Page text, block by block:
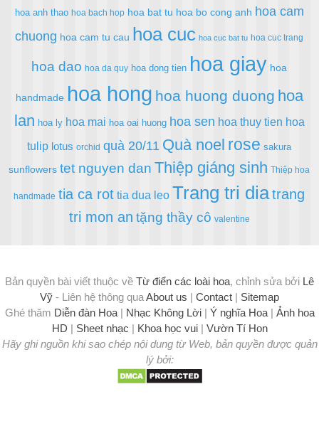
hoa anh thao hoa bach hop hoa bat tu hoa bo cong anh hoa cam
chuong hoa cam tu cau hoa cuc hoa cuc bat tu hoa cuc trang
hoa dao hoa da quy hoa dong tien hoa giay hoa
handmade hoa hong hoa huong duong hoa
lan hoa ly hoa mai hoa oai huong hoa sen hoa thuy tien hoa
tulip lotus orchid quà 20/11 Quà noel rose sakura
sunflowers tet nguyen dan Thiệp giáng sinh Thiệp hoa
handmade tia ca rot tia dua leo Trang tri diatrang
tri mon an tặng thầy cô valentine
Bản quyền bài viết thuộc về Từ điển các loài hoa, chỉnh sửa bởi Lê
Vỹ - Liên hệ thông quaAbout us | Contact | Sitemap
Ghé thăm Diễn đàn Hoa| Nhạc Không Lời| Ý nghĩa Hoa| Ảnh hoa
HD | Sheet nhạc | Khoa học vui| Vườn Tí Hon
Hãy ghi nguồn khi sao chép nội dung từ Web, bản quyền được quản
lý bởi: